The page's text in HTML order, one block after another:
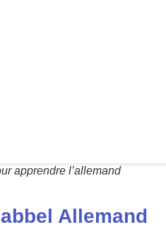
apprendre l’allemand
Allemand